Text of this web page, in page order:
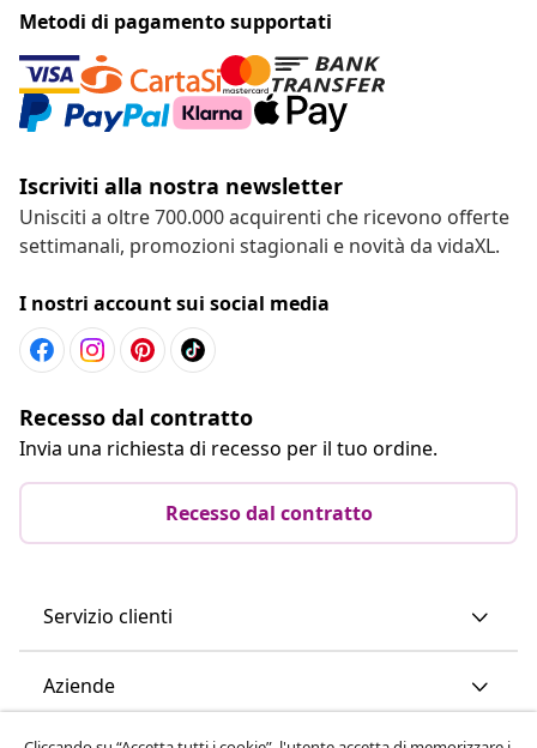
Metodi di pagamento supportati
Iscriviti alla nostra newsletter
Unisciti a oltre 700.000 acquirenti che ricevono offerte
settimanali, promozioni stagionali e novità da vidaXL.
I nostri account sui social media
Recesso dal contratto
Invia una richiesta di recesso per il tuo ordine.
Recesso dal contratto
Servizio clienti
Aziende